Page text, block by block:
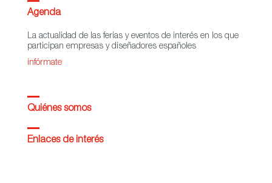
Agenda
La actualidad de las ferias y eventos de interés en los que
participan empresas y diseñadores españoles
infórmate
Quiénes somos
Enlaces de interés